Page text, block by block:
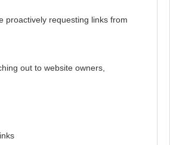
proactively requesting links from
out to website owners,